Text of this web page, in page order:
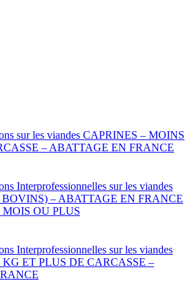
sur les viandes CAPRINES – MOINS
– ABATTAGE EN FRANCE
Interprofessionnelles sur les viandes
– ABATTAGE EN FRANCE
OU PLUS
Interprofessionnelles sur les viandes
ET PLUS DE CARCASSE –